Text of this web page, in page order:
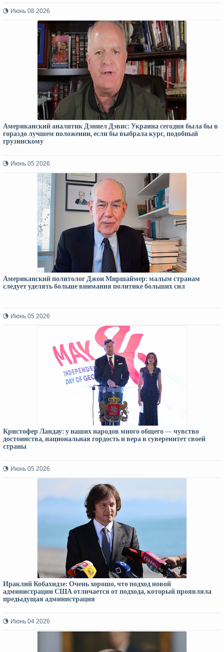
Июнь 08 2026
Американский аналитик Дэниел Дэвис: Украина сегодня была бы в
гораздо лучшем положении, если бы выбрала курс, подобный
грузинскому
Июнь 05 2026
Американский политолог Джон Миршаймер: малым странам
следует уделять больше внимания политике больших сил
Июнь 05 2026
Кристофер Ландау: у наших народов много общего — чувство
достоинства, национальная гордость и вера в суверенитет своей
страны
Июнь 05 2026
Ираклий Кобахидзе: Очень хорошо, что подход новой
администрации США отличается от подхода, который проявляла
предыдущая администрация
Июнь 04 2026